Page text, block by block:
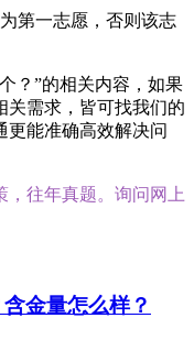
第一志愿，否则该志
？”的相关内容，如果
关需求，皆可找我们的
更能准确高效解决问
，往年真题。询问网上
金量怎么样？